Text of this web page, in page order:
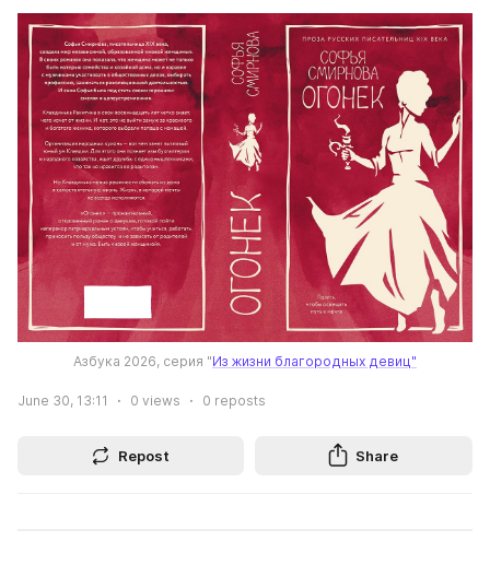
Азбука 2026, серия "Из жизни благородных девиц"
June 30, 13:11 0 views 0 reposts
Repost Share